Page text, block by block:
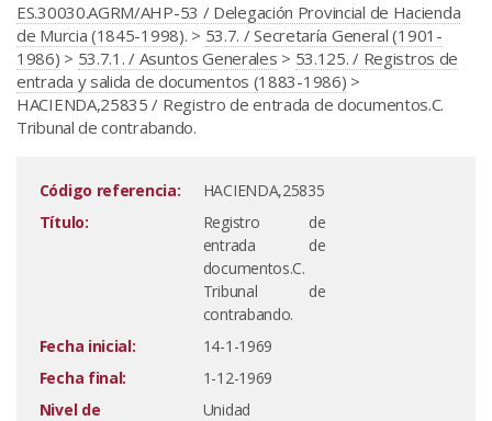
ES.30030.AGRM/AHP-53 / Delegación Provincial de Hacienda
de Murcia (1845-1998). > 53.7. / Secretaría General (1901-
1986) > 53.7.1. / Asuntos Generales > 53.125. / Registros de
entrada y salida de documentos (1883-1986) >
HACIENDA,25835 / Registro de entrada de documentos.C.
Tribunal de contrabando.
Código referencia:
HACIENDA,25835
Título:
Registro de
entrada de
documentos.C.
Tribunal de
contrabando.
Fecha inicial:
14-1-1969
Fecha final:
1-12-1969
Nivel de
Unidad